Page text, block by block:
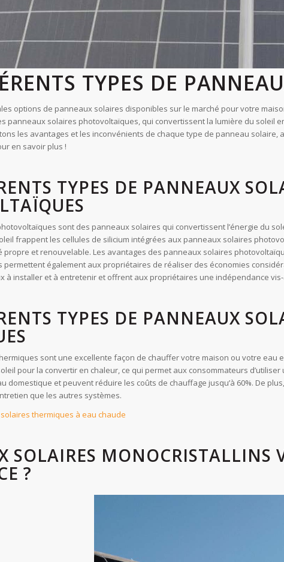
TYPES DE
options de panneaux solaires disponibles sur le marché pour votre
panneaux solaires photovoltaïques, qui convertissent la lumière du
les avantages et les inconvénients de chaque type de panneau
en savoir plus !
TYPES DE PANNEAUX
sont des panneaux solaires qui convertissent l’énergie du
frappent les cellules de silicium intégrées aux panneaux solaires
propre et renouvelable. Les avantages des panneaux solaires
permettent également aux propriétaires de réaliser des économies
à installer et à entretenir et offrent aux propriétaires une indépendance
TYPES DE PANNEAUX
sont une excellente façon de chauffer votre maison ou votre
pour la convertir en chaleur, ce qui permet aux consommateurs
domestique et peuvent réduire les coûts de chauffage jusqu’à 60%. De
que les autres systèmes.
thermiques à eau chaude
SOLAIRES MONOCRISTALLINS
?